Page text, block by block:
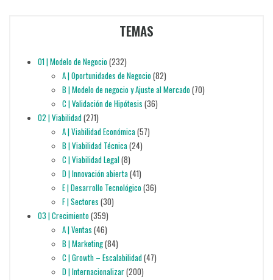
TEMAS
01 | Modelo de Negocio(232)
A | Oportunidades de Negocio(82)
B | Modelo de negocio y Ajuste al Mercado(70)
C | Validación de Hipótesis (36)
02 | Viabilidad(271)
A | Viabilidad Económica(57)
B | Viabilidad Técnica(24)
C | Viabilidad Legal(8)
D | Innovación abierta(41)
E | Desarrollo Tecnológico(36)
F | Sectores (30)
03 | Crecimiento(359)
A | Ventas (46)
B | Marketing(84)
C | Growth – Escalabilidad(47)
D | Internacionalizar(200)